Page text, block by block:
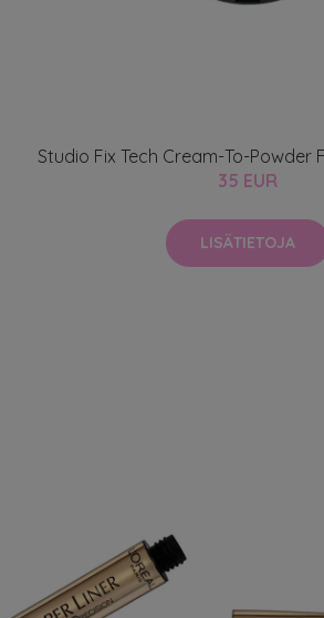
Studio Fix Tech Cream-To-Powder
35 EUR
LISÄTIETOJA